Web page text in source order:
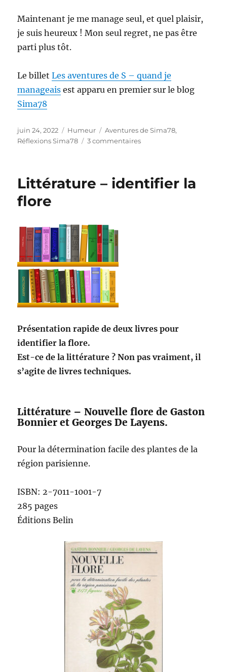
Maintenant je me manage seul, et quel plaisir,
je suis heureux ! Mon seul regret, ne pas être
parti plus tôt.
Le billetLes aventures de S – quand je
manageais est apparu en premier sur le blog
Sima78
Publié
le
juin 24, 2022 Catégories
Humeur Étiquettes
Aventures de Sima78,
Réflexions Sima78
3 commentairessur
Littérature – identifier la
flore
Présentation rapide de deux livres pour
identifier la flore.
Est-ce de la littérature ? Non pas vraiment, il
s’agite de livres techniques.
Littérature – Nouvelle flore de Gaston
Bonnier et Georges De Layens.
Pour la détermination facile des plantes de la
région parisienne.
ISBN: 2-7011-1001-7
285 pages
Éditions Belin